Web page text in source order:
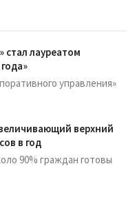
стал лауреатом
управления»
верхний
в год
90% граждан готовы